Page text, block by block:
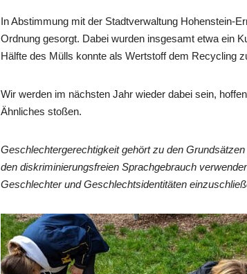
In Abstimmung mit der Stadtverwaltung Hohenstein-
Ordnung gesorgt. Dabei wurden insgesamt etwa ein
Hälfte des Mülls konnte als Wertstoff dem Recycling
Wir werden im nächsten Jahr wieder dabei sein,
Ähnliches stoßen.
Geschlechtergerechtigkeit gehört zu den
den diskriminierungsfreien Sprachgebrauch
Geschlechter und Geschlechtsidentitäten